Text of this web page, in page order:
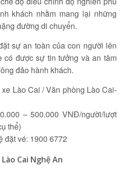
khách nhằm mang lại những
đường di chuyển.
sự an toàn của con người lên
có được sự tin tưởng và an tâm
đảo hành khách.
Lào Cai / Văn phòng Lào Cai-
– 500.000 VNĐ/người/lượt
thể)
đặt vé: 1900 6772
Cai Nghệ An